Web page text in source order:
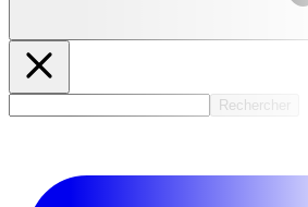
Rechercher